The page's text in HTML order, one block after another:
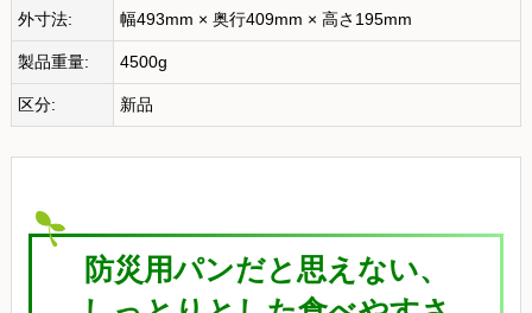
外寸法: 幅493mm × 奥行409mm × 高さ195mm
製品重量: 4500g
区分: 新品
防災用パンだと思えない、